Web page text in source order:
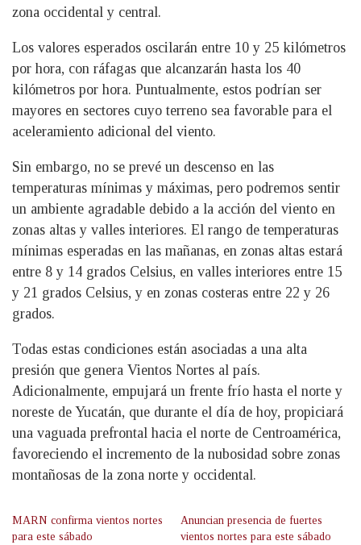
zona occidental y central.
Los valores esperados oscilarán entre 10 y 25 kilómetros
por hora, con ráfagas que alcanzarán hasta los 40
kilómetros por hora. Puntualmente, estos podrían ser
mayores en sectores cuyo terreno sea favorable para el
aceleramiento adicional del viento.
Sin embargo, no se prevé un descenso en las
temperaturas mínimas y máximas, pero podremos sentir
un ambiente agradable debido a la acción del viento en
zonas altas y valles interiores. El rango de temperaturas
mínimas esperadas en las mañanas, en zonas altas estará
entre 8 y 14 grados Celsius, en valles interiores entre 15
y 21 grados Celsius, y en zonas costeras entre 22 y 26
grados.
Todas estas condiciones están asociadas a una alta
presión que genera Vientos Nortes al país.
Adicionalmente, empujará un frente frío hasta el norte y
noreste de Yucatán, que durante el día de hoy, propiciará
una vaguada prefrontal hacia el norte de Centroamérica,
favoreciendo el incremento de la nubosidad sobre zonas
montañosas de la zona norte y occidental.
MARN confirma vientos nortes
para este sábado
Anuncian presencia de fuertes
vientos nortes para este sábado